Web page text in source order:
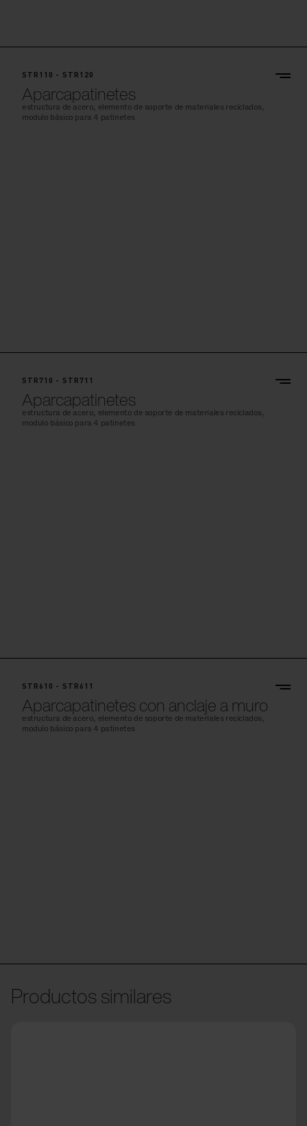
STR110 - STR120
Aparcapatinetes
estructura de acero, elemento de soporte de materiales reciclados,
modulo básico para 4 patinetes
STR710 - STR711
Aparcapatinetes
estructura de acero, elemento de soporte de materiales reciclados,
modulo básico para 4 patinetes
STR610 - STR611
Aparcapatinetes con anclaje a muro
estructura de acero, elemento de soporte de materiales reciclados,
modulo básico para 4 patinetes
Productos similares